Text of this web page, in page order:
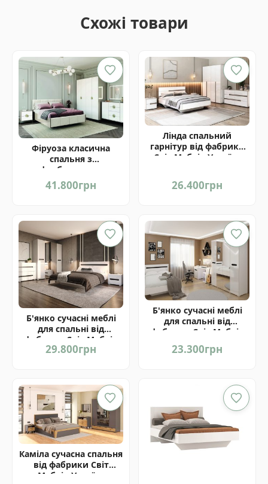
Схожі товари
Фіруоза класична
спальня з
фарбованими
фасадами від фабрики
Світ Меблів Україна
41.800грн
Лінда спальний
гарнітур від фабрики
Світ Меблів Україна
26.400грн
Б'янко сучасні меблі
для спальні від
фабрики Світ Меблів
Україна
29.800грн
Б'янко сучасні меблі
для спальні від
фабрики Світ Меблів
Україна
23.300грн
Каміла сучасна спальня
від фабрики Світ
Меблів Україна